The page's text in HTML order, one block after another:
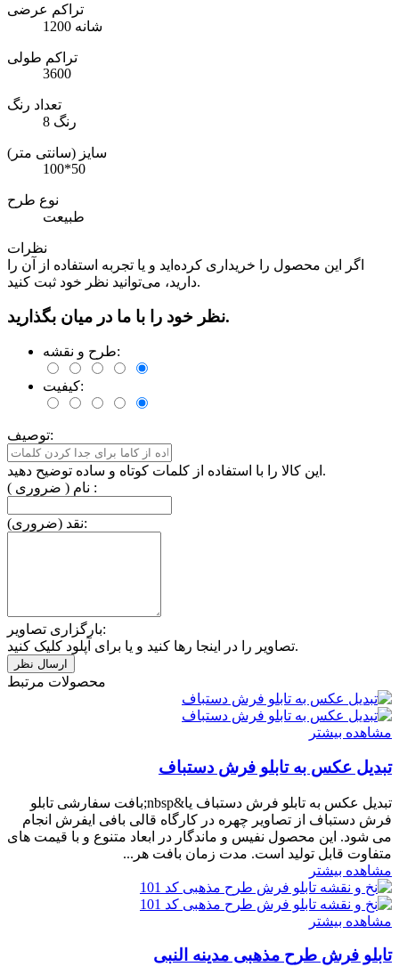
تراکم عرضی
1200 شانه
تراکم طولی
3600
تعداد رنگ
8 رنگ
سایز (سانتی متر)
100*50
نوع طرح
طبیعت
نظرات
اگر این محصول را خریداری کرده‌اید و یا تجربه استفاده از آن را
دارید، می‌توانید نظر خود ثبت کنید.
نظر خود را با ما در میان بگذارید.
طرح و نقشه:
کیفیت:
توصیف:
این کالا را با استفاده از کلمات کوتاه و ساده توضیح دهید.
نام ( ضروری ) :
نقد (ضروری):
بارگزاری تصاویر:
تصاویر را در اینجا رها کنید و یا برای آپلود کلیک کنید.
محصولات مرتبط
مشاهده بیشتر
تبدیل عکس به تابلو فرش دستباف
تبدیل عکس به تابلو فرش دستباف یا&nbsp;بافت سفارشی تابلو
فرش دستباف از تصاویر چهره در کارگاه قالی بافی ایفرش انجام
می شود. این محصول نفیس و ماندگار در ابعاد متنوع و با قیمت های
متفاوت قابل تولید است. مدت زمان بافت هر...
مشاهده بیشتر
مشاهده بیشتر
تابلو فرش طرح مذهبی مدینه النبی